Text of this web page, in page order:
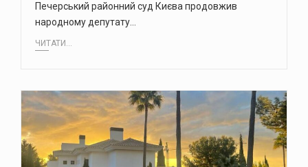
Печерський районний суд Києва продовжив
народному депутату…
ЧИТАТИ...